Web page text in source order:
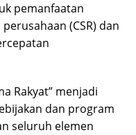
pemanfaatan
(CSR) dan
Rakyat” menjadi
dan program
seluruh elemen